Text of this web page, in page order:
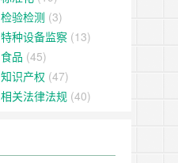
检验检测 (3)
特种设备监察 (13)
食品 (45)
知识产权 (47)
相关法律法规 (40)